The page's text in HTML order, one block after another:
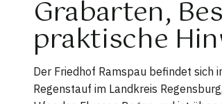
Grabarten,
praktische
Der Friedhof Ramspau befindet sich
Regenstauf im Landkreis